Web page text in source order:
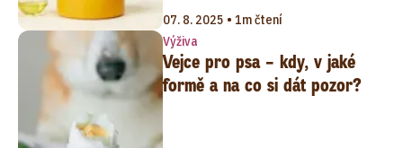
07. 8. 2025 • 1m čtení
Výživa
Vejce pro psa – kdy, v jaké
formě a na co si dát pozor?